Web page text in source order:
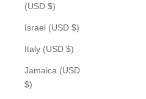
(USD $)
Israel (USD $)
Italy (USD $)
Jamaica (USD
$)